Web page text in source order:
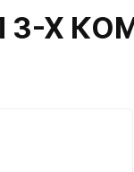
Х